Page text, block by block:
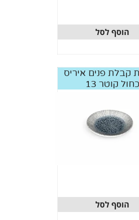
הוסף לסל
קבלת פנים איריס
כחול קוטר 13
הוסף לסל